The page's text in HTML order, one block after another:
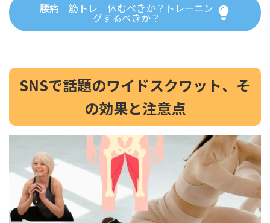
腰痛 筋トレ 休むべきか？トレーニン
グするべきか？
SNSで話題のワイドスクワット、そ
の効果と注意点